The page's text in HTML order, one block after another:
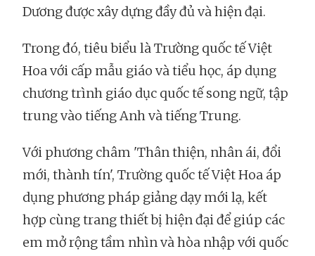
Dương được xây dựng đầy đủ và hiện đại.
Trong đó, tiêu biểu là Trường quốc tế Việt
Hoa với cấp mẫu giáo và tiểu học, áp dụng
chương trình giáo dục quốc tế song ngữ, tập
trung vào tiếng Anh và tiếng Trung.
Với phương châm 'Thân thiện, nhân ái, đổi
mới, thành tín', Trường quốc tế Việt Hoa áp
dụng phương pháp giảng dạy mới lạ, kết
hợp cùng trang thiết bị hiện đại để giúp các
em mở rộng tầm nhìn và hòa nhập với quốc